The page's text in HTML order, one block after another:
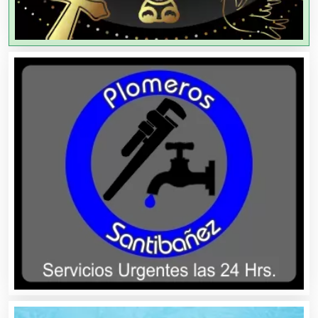
Agricultores
Agricultura y Ganadería
Agua Purificada
Aire Acondicionado
Albercas